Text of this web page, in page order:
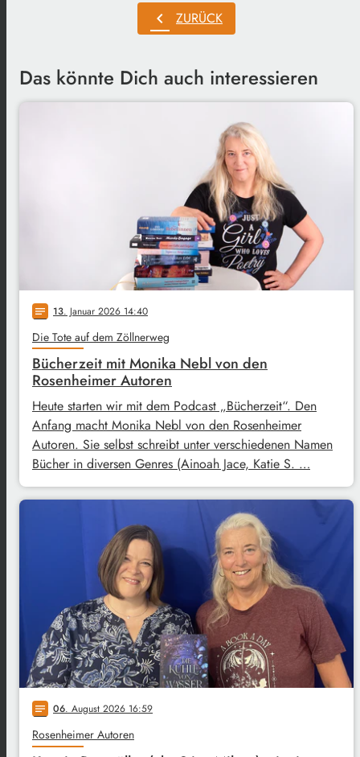
chevron_left ZURÜCK
Das könnte Dich auch interessieren
notes 13. Januar 2026 14:40
Die Tote auf dem Zöllnerweg
Bücherzeit mit Monika Nebl von den
Rosenheimer Autoren
Heute starten wir mit dem Podcast „Bücherzeit“. Den
Anfang macht Monika Nebl von den Rosenheimer
Autoren. Sie selbst schreibt unter verschiedenen Namen
Bücher in diversen Genres (Ainoah Jace, Katie S. …
notes 06. August 2026 16:59
Rosenheimer Autoren